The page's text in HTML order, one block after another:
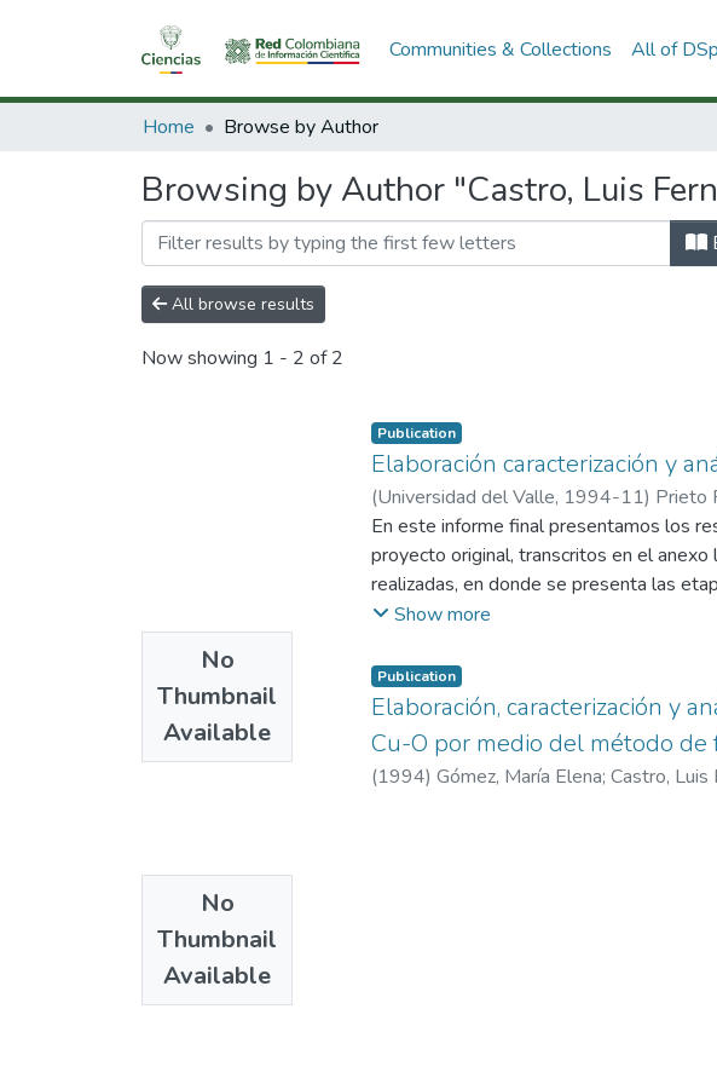
Communities & Collections All of
Home Browse by Author
Browsing by Author "Castro, Luis
All browse results
Now showing 1 - 2 of 2
No
Thumbnail
Available
Publication
Elaboración caracterización y
(Universidad del Valle, 1994-11) Prieto
En este informe final presentamos los
proyecto original, transcritos en el
realizadas, en donde se presenta las
finales de año 1989. Un segundo punto
reconocimiento internacional de otros
Como tercer punto se presenta el
los logros alcanzados sino también las
Show more
No
Thumbnail
Available
Publication
Elaboración, caracterización y
Cu-O por medio del método de
(1994) Gómez, María Elena; Castro, Luis